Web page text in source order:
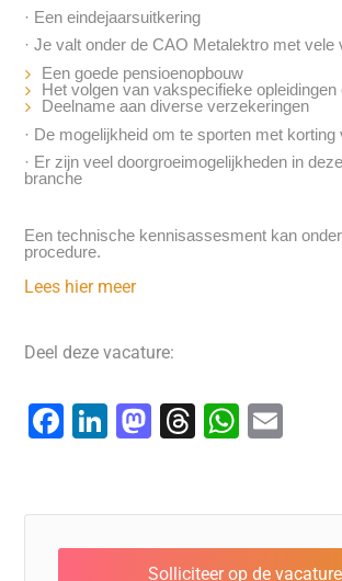
· Een eindejaarsuitkering
· Je valt onder de CAO Metalektro met vele
Een goede pensioenopbouw
Het volgen van vakspecifieke opleidingen
Deelname aan diverse verzekeringen
· De mogelijkheid om te sporten met korting
· Er zijn veel doorgroeimogelijkheden in
branche
Een technische kennisassesment kan
procedure.
Lees hier meer
Deel deze vacature:
F
e
b
Li
e
dI
M
o
d
T
a
d
W
s
A
l